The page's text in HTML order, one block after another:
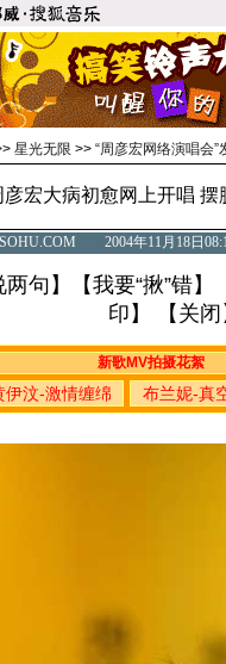
星光无限 >> “周彦宏网络演唱会”
彦宏大病初愈网上开唱 摆
2004年11月18日
两句 】【我要“揪”错】
印 】 【 关闭
新歌MV拍摄花絮
伊汶-激情缠绵 布兰妮-真